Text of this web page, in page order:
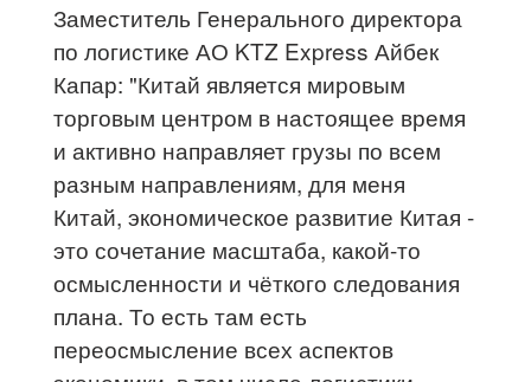
Заместитель Генерального директора
по логистике АО KTZ Express Айбек
Капар: "Китай является мировым
торговым центром в настоящее время
и активно направляет грузы по всем
разным направлениям, для меня
Китай, экономическое развитие Китая -
это сочетание масштаба, какой-то
осмысленности и чёткого следования
плана. То есть там есть
переосмысление всех аспектов